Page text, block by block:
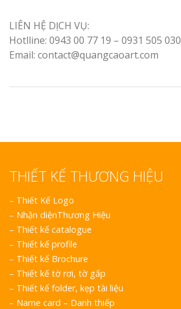
LIÊN HỆ DỊCH VỤ:
Hotlline: 0943 00 77 19 – 0931 505 030
Email: contact@quangcaoart.com
THIẾT KẾ THƯƠNG HIỆU
– Thiết Kế Logo
– Nhận diệnThương Hiệu
– Thiết kế catalogue
– Thiết kế profile
– Thiết kế Brochure
– Thiết kế tờ rơi, tờ gấp
– Thiết kế folder, kẹp tài liệu
– Name card – Danh thiếp